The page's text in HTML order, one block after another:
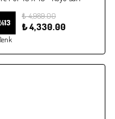
13
₺ 4,989.00
₺ 4,330.00